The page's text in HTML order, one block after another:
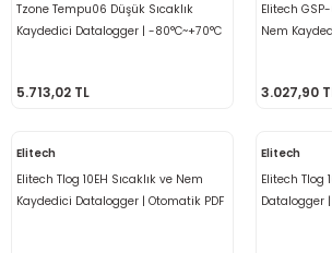
Tzone Tempu06 Düşük Sıcaklık
Kaydedici Datalogger | -80°C~+70°C
5.713,02 TL
Elitech GSP-
Nem
3.027,90
Elitech
Elitech Tlog 10EH Sıcaklık ve Nem
Kaydedici Datalogger | Otomatik PDF
Elitech
Elitech Tlog
Datalogger